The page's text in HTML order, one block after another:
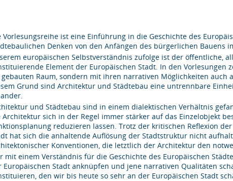
Vorlesungsreihe ist eine Einführung in die Geschichte des
Denken von den Anfängen des bürgerlichen Bauens
europäischen Selbstverständnis zufolge ist der öffentliche,
Element der Europäischen Stadt. In den
gebauten Raum, sondern mit ihren narrativen Möglichkeiten
Grund sind Architektur und Städtebau eine untrennbare
und Städtebau sind in einem dialektischen Verhältnis
Architektur sich in der Regel immer stärker auf das Einzelobjekt
reduzieren lassen. Trotz der kritischen Reflexion
hat sich die anhaltende Auflösung der Stadtstruktur nicht
Konventionen, die letztlich der Architektur den
mit einem Verständnis für die Geschichte des Europäischen
Europäischen Stadt anknüpfen und jene narrativen Qualitäten
den wir bis heute so sehr an der Europäischen Stadt